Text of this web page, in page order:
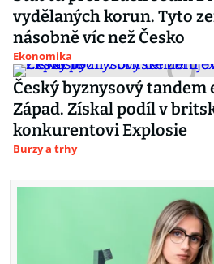
vydělaných korun. Tyto
násobně víc než Česko
Ekonomika
Český byznysový tandem
Západ. Získal podíl v
konkurentovi Explosie
Burzy a trhy